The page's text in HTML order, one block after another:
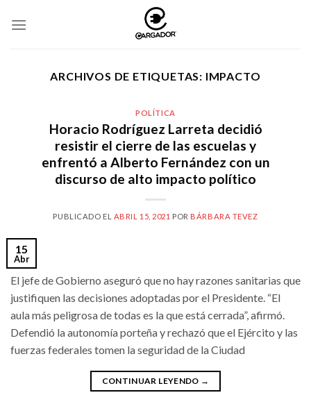
ARCHIVOS DE ETIQUETAS: IMPACTO
POLÍTICA
Horacio Rodríguez Larreta decidió
resistir el cierre de las escuelas y
enfrentó a Alberto Fernández con un
discurso de alto impacto político
PUBLICADO EL ABRIL 15, 2021 POR BÁRBARA TEVEZ
15
Abr
El jefe de Gobierno aseguró que no hay razones sanitarias que
justifiquen las decisiones adoptadas por el Presidente. “El
aula más peligrosa de todas es la que está cerrada”, afirmó.
Defendió la autonomía porteña y rechazó que el Ejército y las
fuerzas federales tomen la seguridad de la Ciudad
CONTINUAR LEYENDO →